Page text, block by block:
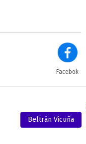
Facebok
Beltrán Vicuña